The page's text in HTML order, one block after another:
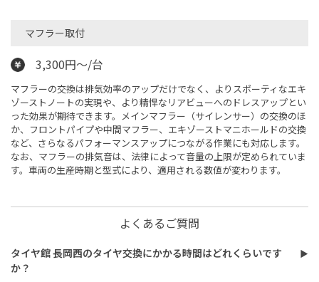
マフラー取付
3,300円〜/台
マフラーの交換は排気効率のアップだけでなく、よりスポーティなエキ
ゾーストノートの実現や、より精悍なリアビューへのドレスアップとい
った効果が期待できます。メインマフラー（サイレンサー）の交換のほ
か、フロントパイプや中間マフラー、エキゾーストマニホールドの交換
など、さらなるパフォーマンスアップにつながる作業にも対応します。
なお、マフラーの排気音は、法律によって音量の上限が定められていま
す。車両の生産時期と型式により、適用される数値が変わります。
よくあるご質問
タイヤ館 長岡西のタイヤ交換にかかる時間はどれくらいです
か？